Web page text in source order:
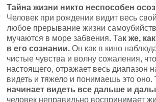
Тайна жизни никто неспособен
Человек при рождении видит весь
любое прерывание жизни
мучаются в море забвения. Так же,
в его сознании. Он как в кино
чистые чувства и волну сожаления,
настоящего, отражает весь диапазон
видеть и тяжело и понимаешь это оно.
начинает видеть все дальше и
человек неправильно воспринимает